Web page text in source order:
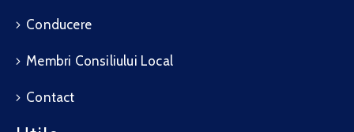
Conducere
Membri Consiliului Local
Contact